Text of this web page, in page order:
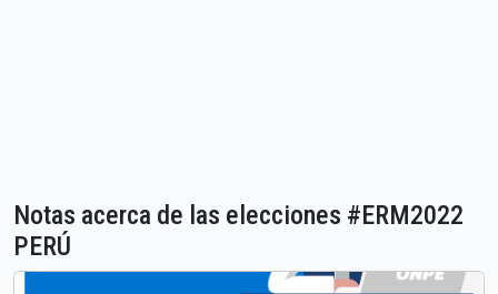
Notas acerca de las elecciones #ERM2022
PERÚ